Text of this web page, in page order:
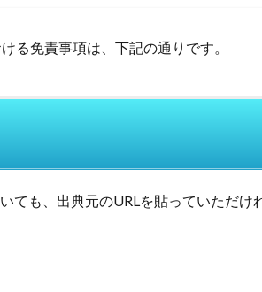
る免責事項は、下記の通りです。
ても、出典元のURLを貼っていただけ